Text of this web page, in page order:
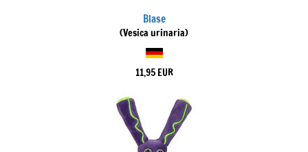
Blase
(Vesica urinaria)
11,95 EUR